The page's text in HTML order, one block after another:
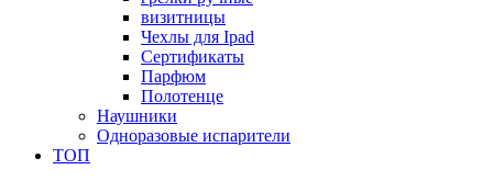
визитницы
Чехлы для Ipad
Сертификаты
Парфюм
Полотенце
Наушники
Одноразовые испарители
ТОП